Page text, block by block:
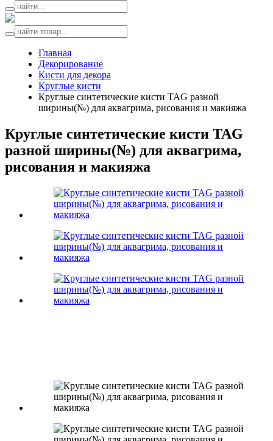
Главная
Декорирование
Кисти для декора
Круглые кисти
Круглые синтетические кисти TAG разной
ширины(№) для аквагрима, рисования и макияжа
Круглые синтетические кисти TAG
разной ширины(№) для аквагрима,
рисования и макияжа